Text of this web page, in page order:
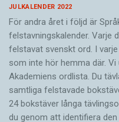
JULKALENDER 2022
För andra året i följd är
felstavningskalender. Varje
felstavat svenskt ord. I
som inte hör hemma där.
Akademiens ordlista. Du
samtliga felstavade
24 bokstäver långa
du genom att identifiera